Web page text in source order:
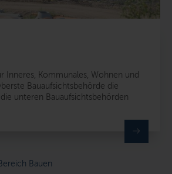
Inneres, Kommunales, Wohnen und
Bauaufsichtsbehörde die
unteren Bauaufsichtsbehörden
Bauen